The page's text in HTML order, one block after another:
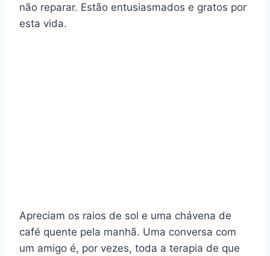
não reparar. Estão entusiasmados e gratos por
esta vida.
Apreciam os raios de sol e uma chávena de
café quente pela manhã. Uma conversa com
um amigo é, por vezes, toda a terapia de que